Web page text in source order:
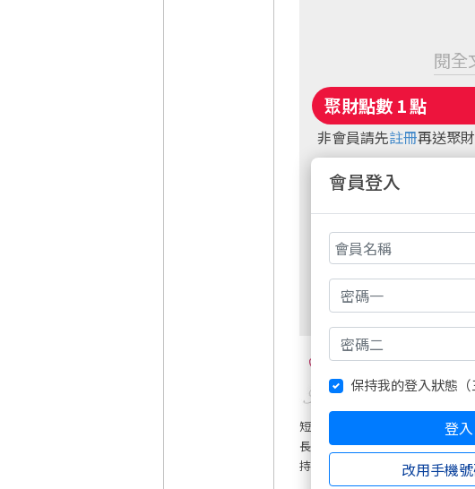
閱全
非會員請先註冊再送聚
6
短線停損:0-30點內
長線停損:0-50點內
持續停利大於停損點數:做一定穩
會員登入
保持我的登入狀態（
登入
改用手機